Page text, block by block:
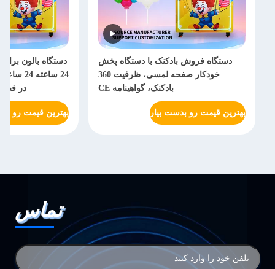
فروش بادکنک با دستگاه پخش
خودکار صفحه لمسی، ظرفیت 360
رو بدست بیار
دستگاه بالون برای مرکز خرید با
24 ساعته 24 ساعته، طراحی صرفه
در فضا، ترافیک زیاد تایید
بهترین قیمت رو بدست بیار
تماس